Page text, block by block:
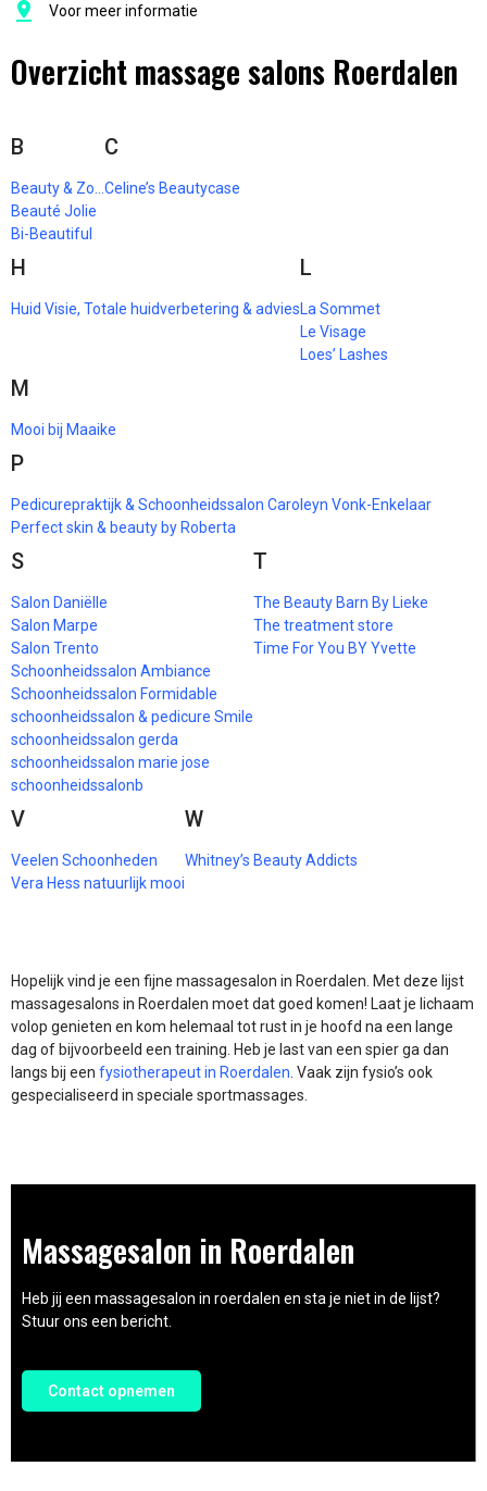
Voor meer informatie
Overzicht massage salons Roerdalen
B
Beauty & Zo…
Beauté Jolie
Bi-Beautiful
C
Celine’s Beautycase
H
Huid Visie, Totale huidverbetering & advies
L
La Sommet
Le Visage
Loes’ Lashes
M
Mooi bij Maaike
P
Pedicurepraktijk & Schoonheidssalon Caroleyn Vonk-Enkelaar
Perfect skin & beauty by Roberta
S
Salon Daniëlle
Salon Marpe
Salon Trento
Schoonheidssalon Ambiance
Schoonheidssalon Formidable
schoonheidssalon & pedicure Smile
schoonheidssalon gerda
schoonheidssalon marie jose
schoonheidssalonb
T
The Beauty Barn By Lieke
The treatment store
Time For You BY Yvette
V
Veelen Schoonheden
Vera Hess natuurlijk mooi
W
Whitney’s Beauty Addicts
Hopelijk vind je een fijne massagesalon in Roerdalen. Met deze lijst
massagesalons in Roerdalen moet dat goed komen! Laat je lichaam
volop genieten en kom helemaal tot rust in je hoofd na een lange
dag of bijvoorbeeld een training. Heb je last van een spier ga dan
langs bij een fysiotherapeut in Roerdalen. Vaak zijn fysio’s ook
gespecialiseerd in speciale sportmassages.
Massagesalon in Roerdalen
Heb jij een massagesalon in roerdalen en sta je niet in de lijst?
Stuur ons een bericht.
Contact opnemen